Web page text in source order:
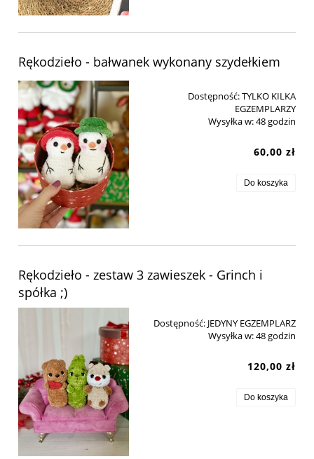
Rękodzieło - bałwanek wykonany szydełkiem
Dostępność:TYLKO KILKA
EGZEMPLARZY
Wysyłka w:48 godzin
60,00 zł
Do koszyka
Rękodzieło - zestaw 3 zawieszek - Grinch i
spółka ;)
Dostępność: JEDYNY EGZEMPLARZ
Wysyłka w:48 godzin
120,00 zł
Do koszyka